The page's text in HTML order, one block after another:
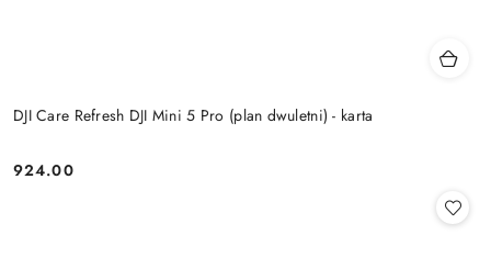
DJI Care Refresh DJI Mini 5 Pro (plan dwuletni) - karta
Cena:
924.00